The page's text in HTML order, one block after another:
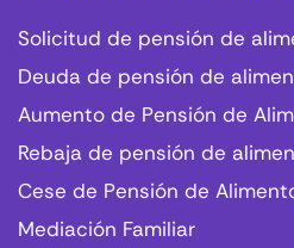
Solicitud de pensión de
Deuda de pensión de
Aumento de Pensión de
Rebaja de pensión de
Cese de Pensión de
Mediación Familiar